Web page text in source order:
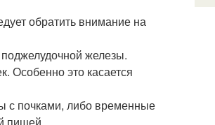
обратить внимание на
железы.
Особенно это касается
с почками, либо временные